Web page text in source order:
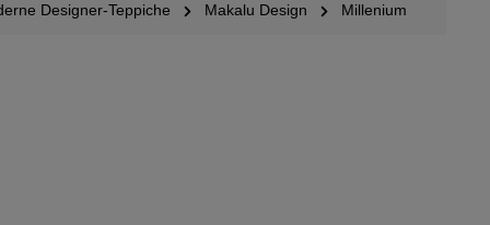
Designer-Teppiche Makalu Design Millenium